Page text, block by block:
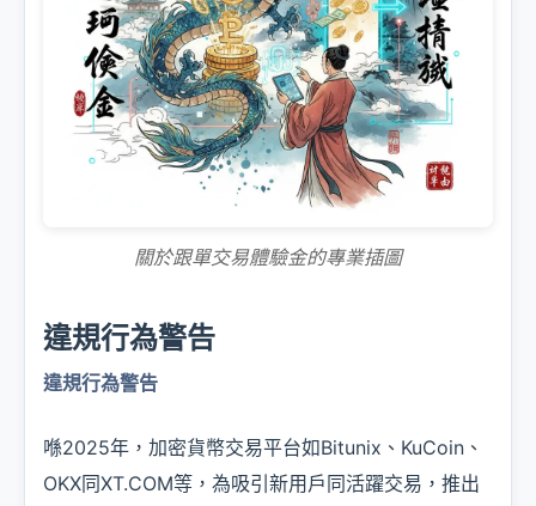
關於跟單交易體驗金的專業插圖
違規行為警告
違規行為警告
喺2025年，加密貨幣交易平台如Bitunix、KuCoin、
OKX同XT.COM等，為吸引新用戶同活躍交易，推出